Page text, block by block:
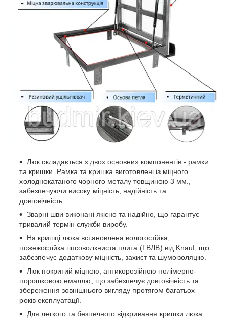
Люк складається з двох основних компонентів - рамки
та кришки. Рамка та кришка виготовлені із міцного
холоднокатаного чорного металу товщиною 3 мм.,
забезпечуючи високу міцність, надійність та
довговічність.
Зварні шви виконані якісно та надійно, що гарантує
тривалий термін служби виробу.
На кришці люка встановлена вологостійка,
пожежостійка гіпсоволкниста плита (ГВЛВ) від Knauf, що
забезпечує додаткову міцність, захист та шумоізоляцію.
Люк покритий міцною, антикорозійною полімерно-
порошковою емаллю, що забезпечує довговічність та
збереження зовнішнього вигляду протягом багатьох
років експлуатації.
Для легкого та безпечного відкривання кришки люка